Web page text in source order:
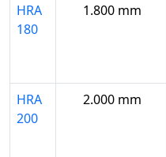
HRA
180
1.800 mm
HRA
200
2.000 mm